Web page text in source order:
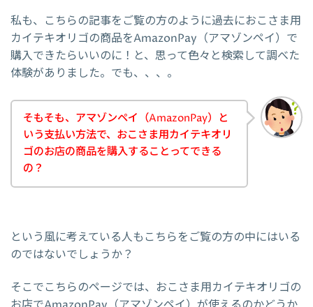
私も、こちらの記事をご覧の方のように過去におこさま用
カイテキオリゴの商品をAmazonPay（アマゾンペイ）で
購入できたらいいのに！と、思って色々と検索して調べた
体験がありました。でも、、、。
そもそも、アマゾンペイ（AmazonPay）と
いう支払い方法で、おこさま用カイテキオリ
ゴのお店の商品を購入することってできる
の？
という風に考えている人もこちらをご覧の方の中にはいる
のではないでしょうか？
そこでこちらのページでは、おこさま用カイテキオリゴの